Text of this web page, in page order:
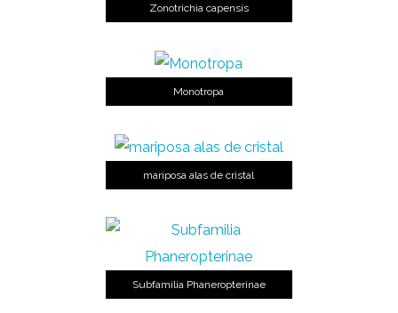
Zonotrichia capensis
Monotropa
mariposa alas de cristal
Subfamilia Phaneropterinae